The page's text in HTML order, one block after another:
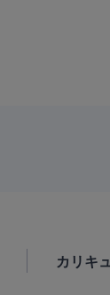
カリキ